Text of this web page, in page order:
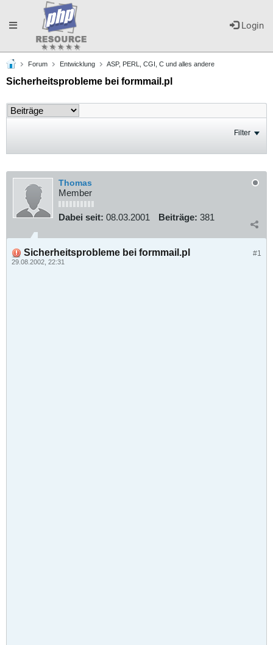
Login
Toggle
navigation
Forum Entwicklung ASP, PERL, CGI, C und alles andere
Sicherheitsprobleme bei formmail.pl
Filter
Thomas
Member
Dabei seit: 08.03.2001 Beiträge: 381
#1
Sicherheitsprobleme bei formmail.pl
29.08.2002, 22:31